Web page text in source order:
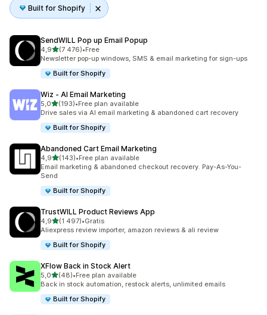
Built for Shopify
SendWILL Pop up Email Popup
4,9na 5 gwiazdek
(7 476)
Łączna liczba recenzji: 7476
•Free
Newsletter pop-up windows, SMS & email marketing for sign-ups
Built for Shopify
Wiz ‑ AI Email Marketing
5,0na 5 gwiazdek
(193)
Łączna liczba recenzji: 193
•Free plan available
Drive sales via AI email marketing & abandoned cart recovery
Built for Shopify
Abandoned Cart Email Marketing
4,9na 5 gwiazdek
(143)
Łączna liczba recenzji: 143
•Free plan available
Email marketing & abandoned checkout recovery. Pay-As-You-
Send
Built for Shopify
TrustWILL Product Reviews App
4,9na 5 gwiazdek
(1 497)
Łączna liczba recenzji: 1497
•Gratis
Aliexpress review importer, amazon reviews & ali review
Built for Shopify
XFlow Back in Stock Alert
5,0na 5 gwiazdek
(48)
Łączna liczba recenzji: 48
•Free plan available
Back in stock automation, restock alerts, unlimited emails
Built for Shopify